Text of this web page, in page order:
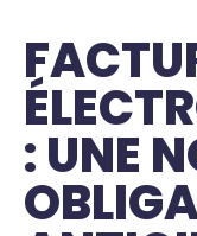
: UNE